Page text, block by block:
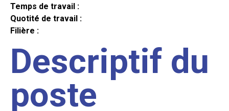
Temps de travail :
Quotité de travail :
Filière :
Descriptif du
poste